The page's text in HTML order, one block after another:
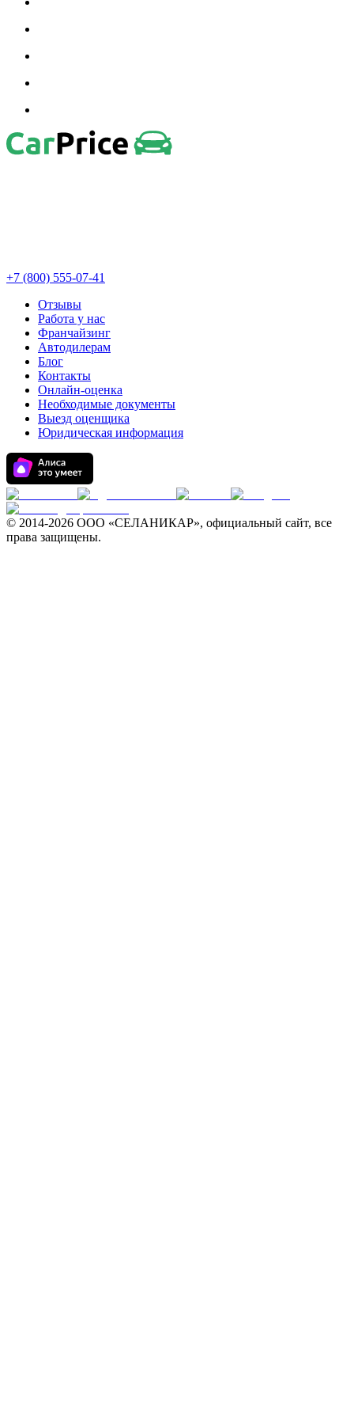
+7 (800) 555-07-41
Отзывы
Работа у нас
Франчайзинг
Автодилерам
Блог
Контакты
Онлайн-оценка
Необходимые документы
Выезд оценщика
Юридическая информация
© 2014-2026 ООО «СЕЛАНИКАР», официальный сайт, все
права защищены.